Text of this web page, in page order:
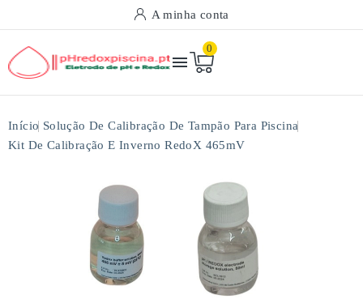
A minha conta

0
Início Solução De Calibração De Tampão Para Piscina
Kit De Calibração E Inverno RedoX 465mV